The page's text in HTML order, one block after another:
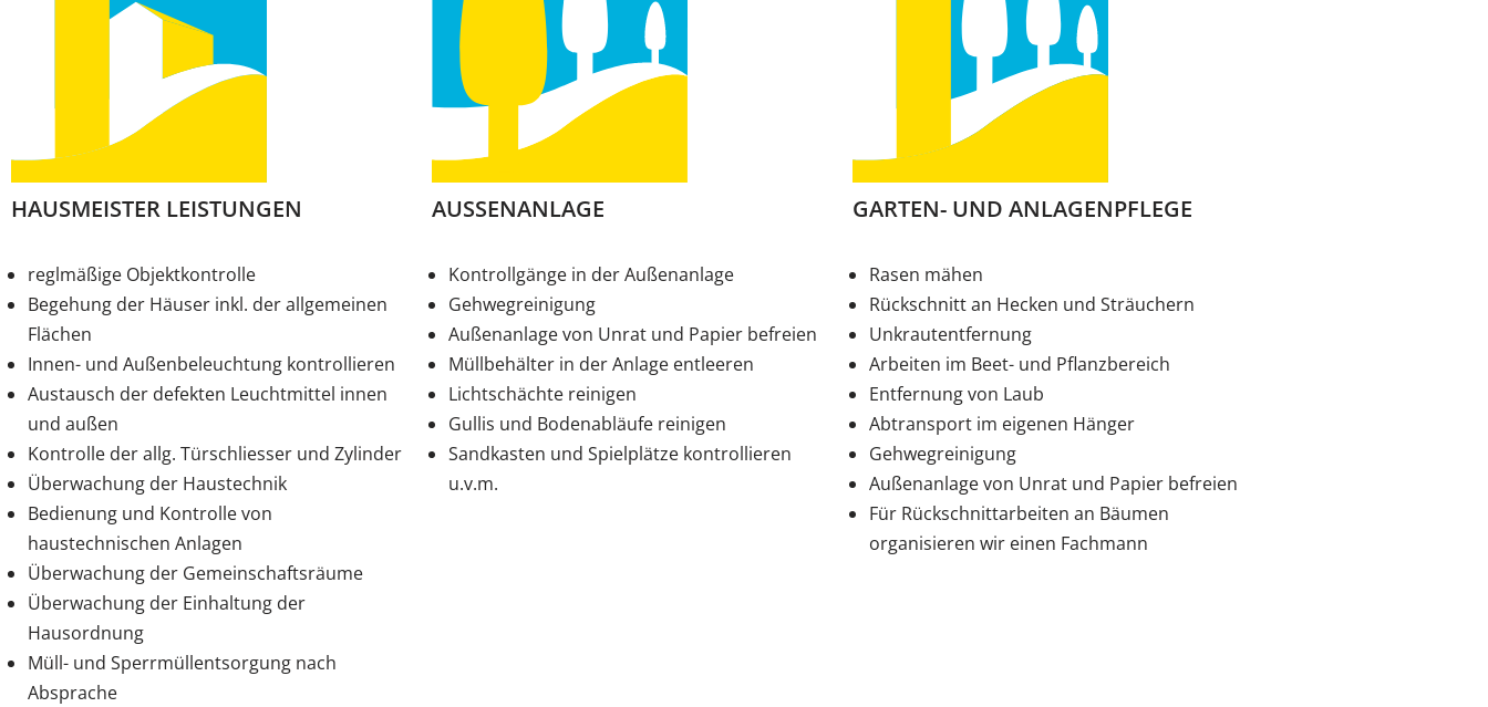
HAUSMEISTER LEISTUNGEN
reglmäßige Objektkontrolle
Begehung der Häuser inkl. der allgemeinen
Flächen
Innen- und Außenbeleuchtung kontrollieren
Austausch der defekten Leuchtmittel innen
und außen
Kontrolle der allg. Türschliesser und Zylinder
Überwachung der Haustechnik
Bedienung und Kontrolle von
haustechnischen Anlagen
Überwachung der Gemeinschaftsräume
Überwachung der Einhaltung der
Hausordnung
Müll- und Sperrmüllentsorgung nach
Absprache
AUSSENANLAGE
Kontrollgänge in der Außenanlage
Gehwegreinigung
Außenanlage von Unrat und Papier befreien
Müllbehälter in der Anlage entleeren
Lichtschächte reinigen
Gullis und Bodenabläufe reinigen
Sandkasten und Spielplätze kontrollieren
u.v.m.
GARTEN- UND ANLAGENPFLEGE
Rasen mähen
Rückschnitt an Hecken und Sträuchern
Unkrautentfernung
Arbeiten im Beet- und Pflanzbereich
Entfernung von Laub
Abtransport im eigenen Hänger
Gehwegreinigung
Außenanlage von Unrat und Papier befreien
Für Rückschnittarbeiten an Bäumen
organisieren wir einen Fachmann